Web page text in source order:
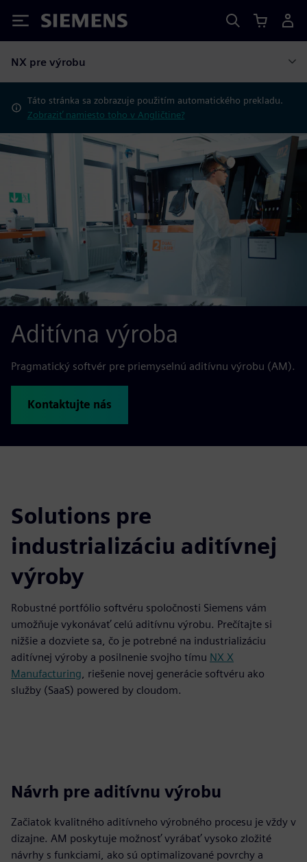
Siemens
NX pre výrobu
Táto stránka sa zobrazuje použitím automatického prekladu.
Zobraziť namiesto toho v Angličtine?
Aditívna výroba
Pragmatický softvér pre priemyselnú aditívnu výrobu (AM).
Kontaktujte nás
Solutions pre
industrializáciu aditívnej
výroby
Robustné portfólio softvéru spoločnosti Siemens vám
umožňuje vykonávať celú aditívnu výrobu. Prečítajte si
nižšie a dozviete sa, čo je potrebné na industrializáciu
aditívnej výroby a posilnenie svojho tímu NX X
Manufacturing, riešenie novej generácie softvéru ako
služby (SaaS) powered by cloudom.
Návrh pre aditívnu výrobu
Začiatok kvalitného aditívneho výrobného procesu je vždy v
dizajne. AM poskytuje možnosť vyrábať vysoko zložité
návrhy s funkciami, ako sú optimalizované povrchy a